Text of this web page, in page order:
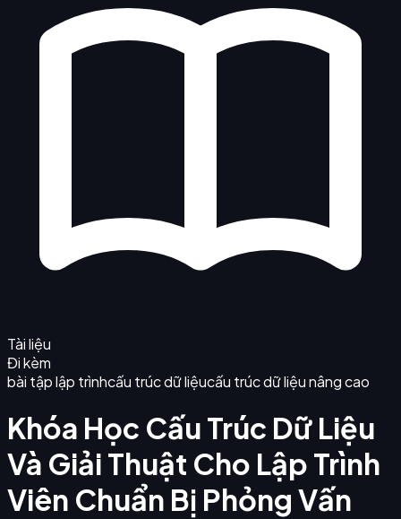
Tài liệu
Đi kèm
bài tập lập trìnhcấu trúc dữ liệucấu trúc dữ liệu nâng cao
Khóa Học Cấu Trúc Dữ Liệu
Và Giải Thuật Cho Lập Trình
Viên Chuẩn Bị Phỏng Vấn